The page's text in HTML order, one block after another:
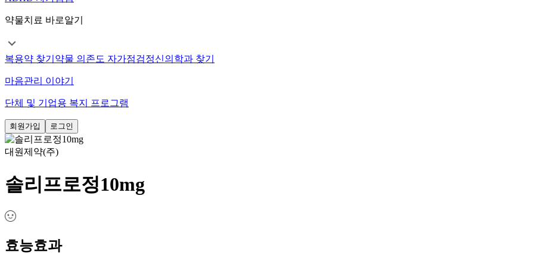
약물치료 바로알기
복용약 찾기 약물 의존도 자가점검정신의학과 찾기
마음관리 이야기
단체 및 기업용 복지 프로그램
회원가입 로그인
대원제약(주)
솔리프로정10mg
효능효과